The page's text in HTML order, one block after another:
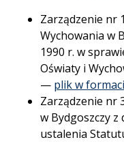
Zarządzenie nr
Wychowania w
1990 r. w
Oświaty i
— plik w
Zarządzenie nr
w Bydgoszczy
ustalenia